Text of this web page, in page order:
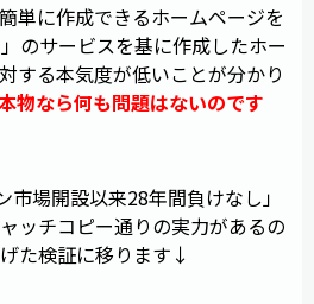
単に作成できるホームページを
のサービスを基に作成したホー
する本気度が低いことが分かり
物なら何も問題はないのです
市場開設以来28年間負けなし」
ッチコピー通りの実力があるの
た検証に移ります↓